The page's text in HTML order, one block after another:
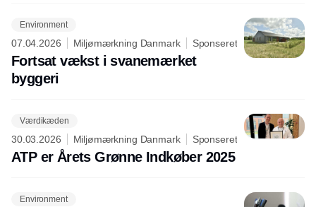
Environment
07.04.2026 Miljømærkning Danmark Sponseret
Fortsat vækst i svanemærket
byggeri
Værdikæden
30.03.2026 Miljømærkning Danmark Sponseret
ATP er Årets Grønne Indkøber 2025
Environment